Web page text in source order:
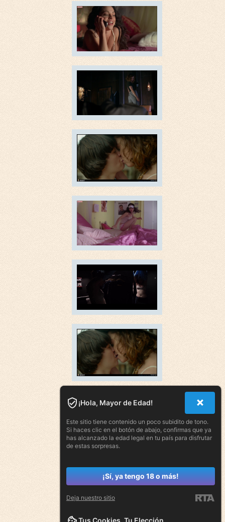
¡Hola, Mayor de Edad!
Este sitio tiene contenido un poco subidito de tono.
Si haces clic en el botón de abajo, confirmas que ya
has alcanzado la edad legal en tu país para disfrutar
de estas sorpresas.
¡Sí, ya tengo 18 o más!
Deja nuestro sitio
Tus Cookies, Tu Elección